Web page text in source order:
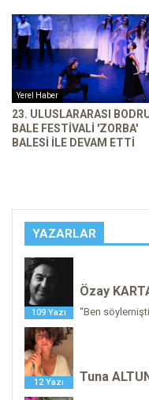
Yerel Haber
23. ULUSLARARASI
BALE FESTIVALI 'ZORBA'
BALESI ILE DEVAM ETTI
YAZARLAR
109 Yazı
Özay
“Ben
12 Yazı Tuna